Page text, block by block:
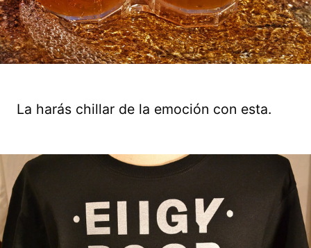
La harás chillar de la emoción con esta.